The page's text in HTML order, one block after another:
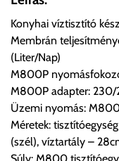
ingyenesen átvenni
előre egyeztetett
Cím:1133 Budapest,
Szállítási díjak:
Az oldalunkon
úgy esetenként több
Konyhai víztisztító
Membrán
(Liter/Nap)
M800P
M800P adapter: 230/
Üzemi nyomás:
Méretek:
(szél), víztartály –
Súly: M800